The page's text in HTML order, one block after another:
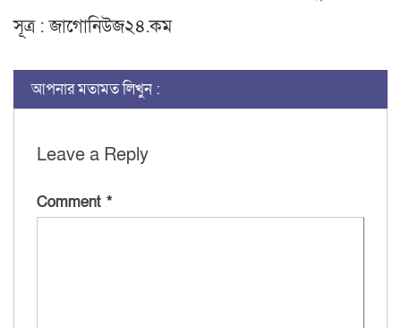
সূত্র : জাগোনিউজ২৪.কম
আপনার মতামত লিখুন :
Leave a Reply
Comment *